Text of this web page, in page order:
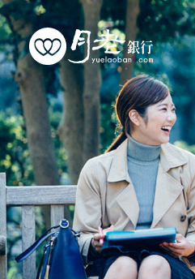
優質會員
行動交友
聯誼活動
幸福案例
最新動態